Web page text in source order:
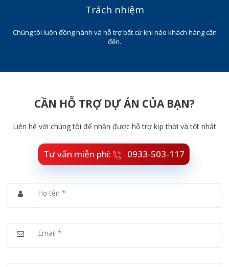
Trách nhiệm
Chúng tôi luôn đồng hành và hỗ trợ bất cứ khi nào khách hàng cần
đến.
CẦN HỖ TRỢ DỰ ÁN CỦA BẠN?
Liên hệ với chúng tôi để nhận được hỗ trợ kịp thời và tốt nhất
Tư vấn miễn phí: 0933-503-117
Họ tên *
Email *